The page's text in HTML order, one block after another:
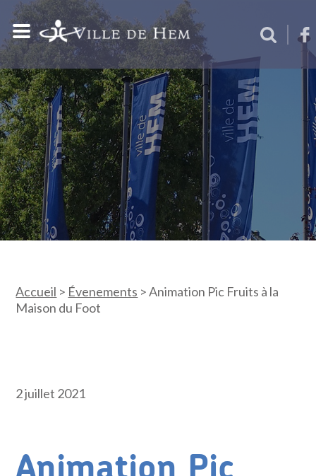
Accueil > Évenements >Animation Pic Fruits à la
Maison du Foot
2 juillet 2021
Animation Pic